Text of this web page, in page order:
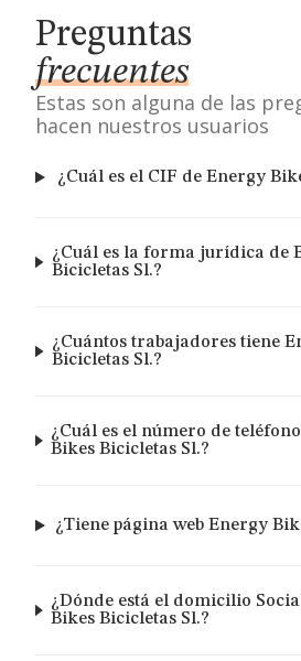
Preguntas
frecuentes
Estas son alguna de las
hacen nuestros usuarios
¿Cuál es el CIF de Energy
¿Cuál es la forma jurídica de
Bicicletas Sl.?
¿Cuántos trabajadores tiene
Bicicletas Sl.?
¿Cuál es el número de
Bikes Bicicletas Sl.?
¿Tiene página web Energy
¿Dónde está el domicilio
Bikes Bicicletas Sl.?